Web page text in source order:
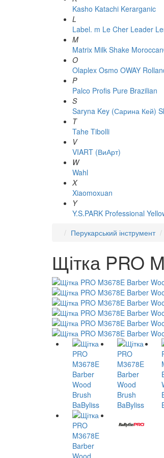
Kasho Katachi Kerarganic
L
Label. m Le Cher Leader
M
Matrix Milk Shake
O
Olaplex Osmo OWAY
P
Palco Profis Pure Brazilian
S
Saryna Key (Сарина Кей)
T
Tahe Tibolli
V
VIART (ВиАрт)
W
Wahl
X
Xiaomoxuan
Y
Y.S.PARK Professional
Перукарський інструмент
Щітка PRO